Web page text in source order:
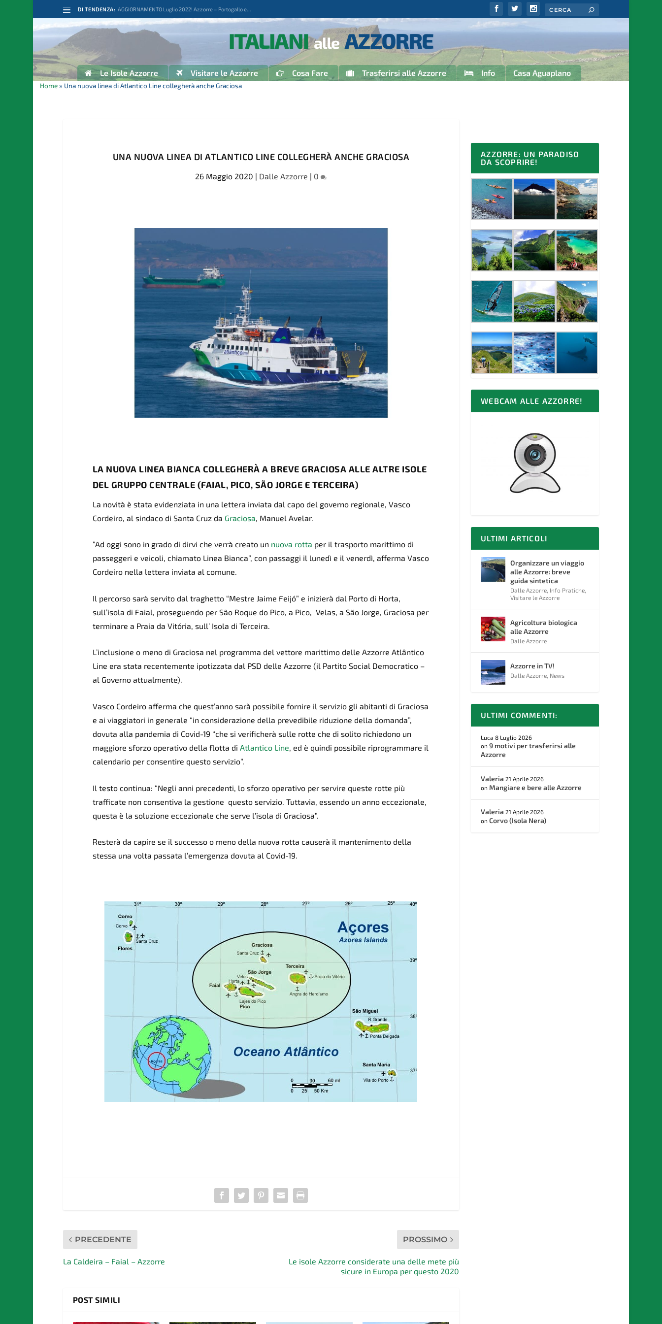
DI TENDENZA: AGGIORNAMENTO Luglio 2022! Azzorre – Portogallo e...
Le Isole Azzorre Visitare le Azzorre Cosa Fare Trasferirsi alle Azzorre Info Casa Aguaplano
Home» Una nuova linea di Atlantico Line collegherà anche Graciosa
UNA NUOVA LINEA DI ATLANTICO LINE COLLEGHERÀ ANCHE GRACIOSA
26 Maggio 2020 | Dalle Azzorre | 0
LA NUOVA LINEA BIANCA COLLEGHERÀ A BREVE GRACIOSA ALLE ALTRE ISOLE
DEL GRUPPO CENTRALE (FAIAL, PICO, SÃO JORGE E TERCEIRA)
La novità è stata evidenziata in una lettera inviata dal capo del governo regionale, Vasco
Cordeiro, al sindaco di Santa Cruz da Graciosa , Manuel Avelar.
“Ad oggi sono in grado di dirvi che verrà creato un nuova rotta per il trasporto marittimo di
passeggeri e veicoli, chiamato Linea Bianca”, con passaggi il lunedì e il venerdì, afferma Vasco
Cordeiro nella lettera inviata al comune.
Il percorso sarà servito dal traghetto “Mestre Jaime Feijó” e inizierà dal Porto di Horta,
sull’isola di Faial, proseguendo per São Roque do Pico, a Pico, Velas, a São Jorge, Graciosa per
terminare a Praia da Vitória, sull’ Isola di Terceira.
L’inclusione o meno di Graciosa nel programma del vettore marittimo delle Azzorre Atlântico
Line era stata recentemente ipotizzata dal PSD delle Azzorre (il Partito Social Democratico –
al Governo attualmente).
Vasco Cordeiro afferma che quest’anno sarà possibile fornire il servizio gli abitanti di Graciosa
e ai viaggiatori in generale “in considerazione della prevedibile riduzione della domanda”,
dovuta alla pandemia di Covid-19 “che si verificherà sulle rotte che di solito richiedono un
maggiore sforzo operativo della flotta di Atlantico Line, ed è quindi possibile riprogrammare il
calendario per consentire questo servizio”.
Il testo continua: “Negli anni precedenti, lo sforzo operativo per servire queste rotte più
trafficate non consentiva la gestione questo servizio. Tuttavia, essendo un anno eccezionale,
questa è la soluzione eccezionale che serve l’isola di Graciosa”.
Resterà da capire se il successo o meno della nuova rotta causerà il mantenimento della
stessa una volta passata l’emergenza dovuta al Covid-19.
PRECEDENTE
La Caldeira – Faial – Azzorre
PROSSIMO
Le isole Azzorre considerate una delle mete più
sicure in Europa per questo 2020
POST SIMILI
AZZORRE: UN PARADISO
DA SCOPRIRE!
WEBCAM ALLE AZZORRE!
ULTIMI ARTICOLI
Organizzare un viaggio
alle Azzorre: breve
guida sintetica
Dalle Azzorre, Info Pratiche,
Visitare le Azzorre
Agricoltura biologica
alle Azzorre
Dalle Azzorre
Azzorre in TV!
Dalle Azzorre, News
ULTIMI COMMENTI:
Luca 8 Luglio 2026
on9 motivi per trasferirsi alle
Azzorre
Valeria 21 Aprile 2026
on Mangiare e bere alle Azzorre
Valeria 21 Aprile 2026
onCorvo (Isola Nera)